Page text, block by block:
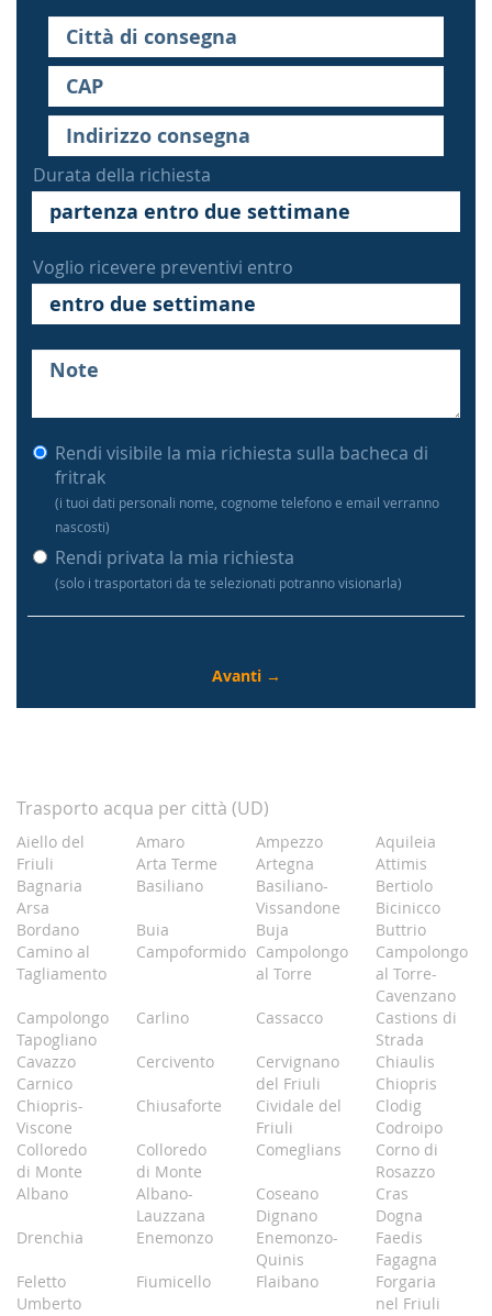
Durata della richiesta
Voglio ricevere preventivi entro
Rendi visibile la mia richiesta sulla bacheca di
fritrak
(i tuoi dati personali nome, cognome telefono e email verranno
nascosti)
Rendi privata la mia richiesta
(solo i trasportatori da te selezionati potranno visionarla)
Trasporto acqua per città (UD)
Aiello del
Friuli
Amaro Ampezzo
Aquileia
Arta Terme
Artegna
Attimis
Bagnaria
Arsa
Basiliano
Basiliano-
Vissandone
Bertiolo
Bicinicco
Bordano
Buia Buja
Buttrio
Camino al
Tagliamento
Campoformido Campolongo
al Torre
Campolongo
al Torre-
Cavenzano
Campolongo
Tapogliano
Carlino Cassacco
Castions di
Strada
Cavazzo
Carnico
Cercivento
Cervignano
del Friuli
Chiaulis
Chiopris
Chiopris-
Viscone
Chiusaforte
Cividale del
Friuli
Clodig
Codroipo
Colloredo
di Monte
Albano
Colloredo
di Monte
Albano-
Lauzzana
Comeglians
Corno di
Rosazzo
Coseano
Cras
Dignano
Dogna
Drenchia
Enemonzo
Enemonzo-
Quinis
Faedis
Fagagna
Feletto
Umberto
Fiumicello Flaibano
Forgaria
nel Friuli